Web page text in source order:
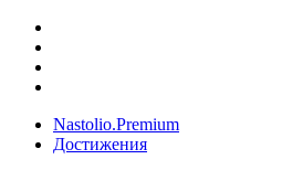
Nastolio.Premium
Достижения